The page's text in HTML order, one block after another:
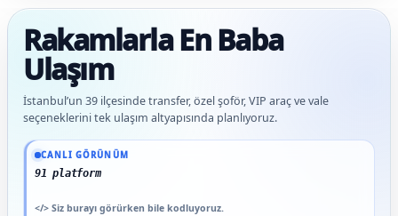
Rakamlarla En Baba
Ulaşım
İstanbul’un 39 ilçesinde transfer, özel şoför, VIP araç ve vale
seçeneklerini tek ulaşım altyapısında planlıyoruz.
CANLI GÖRÜNÜM
91 platform genelinde onayl
</> Siz burayı görürken bile kodluyoruz.
Güncel veriler: 1.291+ En Baba ağı hizmet deneyimi; 91 platform genelinde